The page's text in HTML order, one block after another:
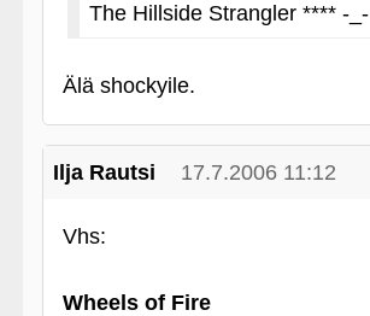
The Hillside Strangler **** -_-
Älä shockyile.
Ilja Rautsi 17.7.2006 11:12
Vhs:
Wheels of Fire